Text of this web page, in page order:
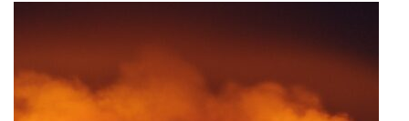
Navigation
de
l’article